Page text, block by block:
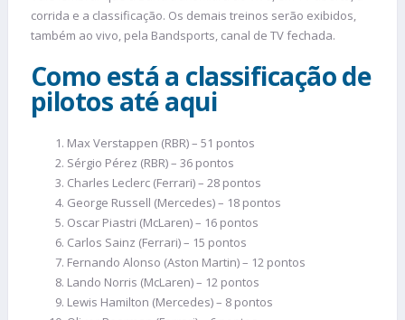
corrida e a classificação. Os demais treinos serão exibidos,
também ao vivo, pela Bandsports, canal de TV fechada.
Como está a classificação de
pilotos até aqui
Max Verstappen (RBR) – 51 pontos
Sérgio Pérez (RBR) – 36 pontos
Charles Leclerc (Ferrari) – 28 pontos
George Russell (Mercedes) – 18 pontos
Oscar Piastri (McLaren) – 16 pontos
Carlos Sainz (Ferrari) – 15 pontos
Fernando Alonso (Aston Martin) – 12 pontos
Lando Norris (McLaren) – 12 pontos
Lewis Hamilton (Mercedes) – 8 pontos